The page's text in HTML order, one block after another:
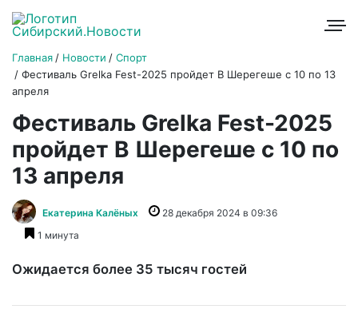
Главная Новости
Спорт
Фестиваль Grelka Fest-2025 пройдет В Шерегеше с 10 по 13
апреля
Фестиваль Grelka Fest-2025
пройдет В Шерегеше с 10 по
13 апреля
Екатерина Калёных
28 декабря 2024 в 09:36
1 минута
Ожидается более 35 тысяч гостей